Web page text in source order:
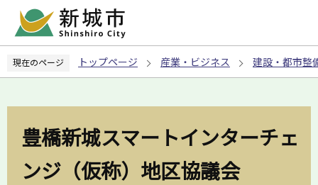
ペ
の
現在のページ トップページ 産業・ビジネス 建設・都市整
豊橋新城スマートインターチェ
ンジ（仮称）地区協議会